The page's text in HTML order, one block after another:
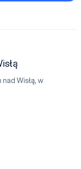
Wisłą, w